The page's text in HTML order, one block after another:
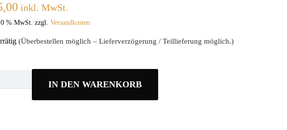
inkl. MwSt.
% MwSt. zzgl.Versandkosten
(Überbestellen möglich – Lieferverzögerung / Teillieferung möglich.)
IN DEN WARENKORB